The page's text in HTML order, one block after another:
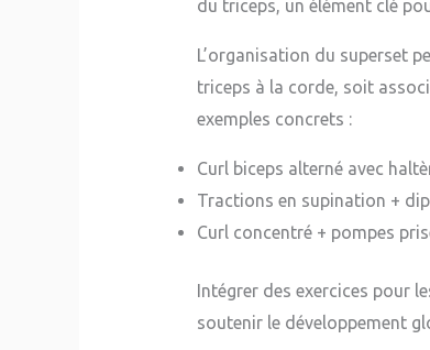
du triceps, un élément clé
L’organisation du superset
triceps à la corde, soit
exemples concrets :
Curl biceps alterné avec
Tractions en supination +
Curl concentré + pompes
Intégrer des exercices pour
soutenir le développement